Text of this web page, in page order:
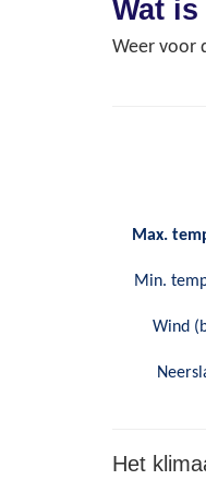
Wat
Weer voor
Max.
Min.
Wind
Het